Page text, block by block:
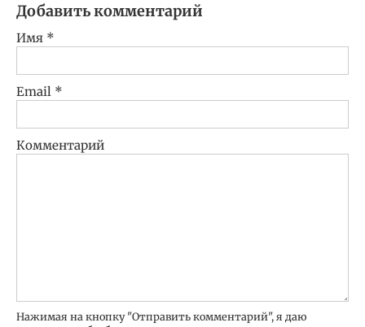
Добавить комментарий
Имя *
Email *
Комментарий
Нажимая на кнопку "Отправить комментарий", я даю